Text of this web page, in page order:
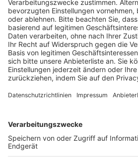
Schulungsangebot Vereinsmitarbeiter
BFV-Geschäftsstellen
Trainerbörse
Login SpielPlus
FOLGE DEM BFV
TOP-VEREINE